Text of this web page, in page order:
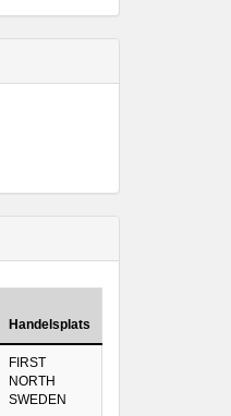
Handelsplats
FIRST
NORTH
SWEDEN